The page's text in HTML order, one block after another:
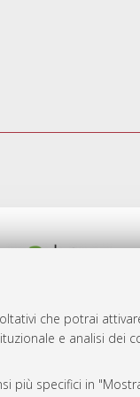
che potrai
e analisi dei
più specifici in